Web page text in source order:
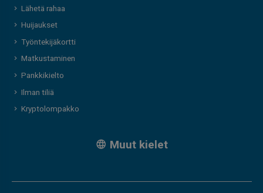
Lähetä rahaa
Huijaukset
Työntekijäkortti
Matkustaminen
Pankkikielto
Ilman tiliä
Kryptolompakko
Muut kielet